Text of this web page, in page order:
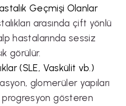
Geçmişi Olanlar
arasında çift yönlü
hastalarında sessiz
görülür.
(SLE, Vaskülit vb.)
glomerüler yapıları
progresyon gösteren